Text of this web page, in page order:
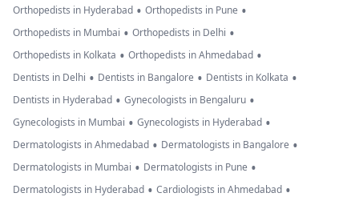
Orthopedists in Hyderabad • Orthopedists in Pune •
Orthopedists in Mumbai • Orthopedists in Delhi •
Orthopedists in Kolkata • Orthopedists in Ahmedabad •
Dentists in Delhi • Dentists in Bangalore • Dentists in Kolkata •
Dentists in Hyderabad • Gynecologists in Bengaluru •
Gynecologists in Mumbai • Gynecologists in Hyderabad •
Dermatologists in Ahmedabad • Dermatologists in Bangalore •
Dermatologists in Mumbai • Dermatologists in Pune •
Dermatologists in Hyderabad • Cardiologists in Ahmedabad •